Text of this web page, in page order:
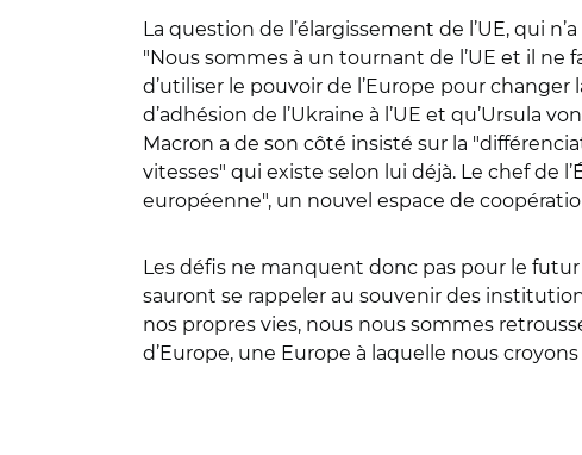
La question de l’élargissement de l’UE, qui
"Nous sommes à un tournant de l’UE et il ne
d’utiliser le pouvoir de l’Europe pour
d’adhésion de l’Ukraine à l’UE et qu’Ursula
Macron a de son côté insisté sur la
vitesses" qui existe selon lui déjà. Le chef de
européenne", un nouvel espace de
Les défis ne manquent donc pas pour le
sauront se rappeler au souvenir des
nos propres vies, nous nous sommes
d’Europe, une Europe à laquelle nous